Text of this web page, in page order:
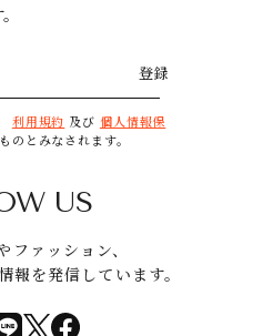
登録
利用規約 及び 個人情報保
のとみなされます。
US
ファッション、
報を発信しています。